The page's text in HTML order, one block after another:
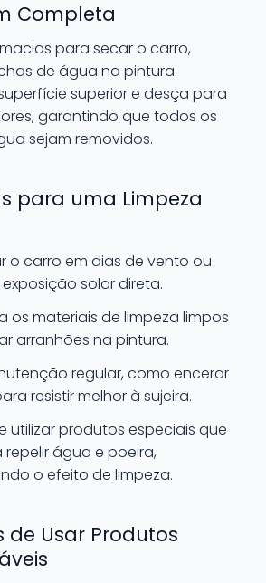
Completa
para secar o carro,
de água na pintura.
superior e desça para
garantindo que todos os
sejam removidos.
para uma Limpeza
o carro em dias de vento ou
solar direta.
os materiais de limpeza limpos
arranhões na pintura.
regular, como encerar
resistir melhor à sujeira.
utilizar produtos especiais que
água e poeira,
o efeito de limpeza.
de Usar Produtos